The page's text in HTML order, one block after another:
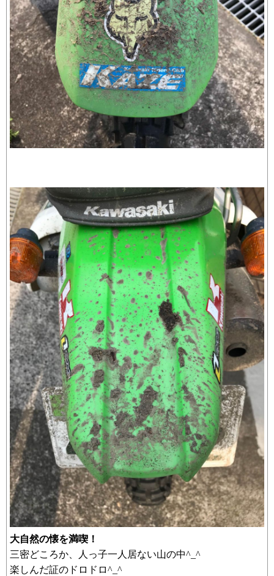
大自然の懐を満喫！
三密どころか、人っ子一人居ない山の中^_^
楽しんだ証のドロドロ^_^